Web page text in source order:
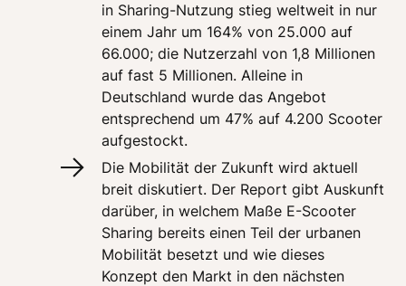
in Sharing-Nutzung stieg weltweit in nur
einem Jahr um 164% von 25.000 auf
66.000; die Nutzerzahl von 1,8 Millionen
auf fast 5 Millionen. Alleine in
Deutschland wurde das Angebot
entsprechend um 47% auf 4.200 Scooter
aufgestockt.
Die Mobilität der Zukunft wird aktuell
breit diskutiert. Der Report gibt Auskunft
darüber, in welchem Maße E-Scooter
Sharing bereits einen Teil der urbanen
Mobilität besetzt und wie dieses
Konzept den Markt in den nächsten